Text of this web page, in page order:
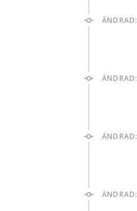
ÄNDRAD:
ÄNDRAD:
ÄNDRAD:
ÄNDRAD: